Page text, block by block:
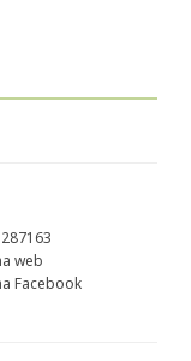
web
Facebook